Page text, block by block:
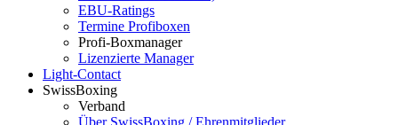
EBU-Ratings
Termine Profiboxen
Profi-Boxmanager
Lizenzierte Manager
Light-Contact
SwissBoxing
Verband
Über SwissBoxing / Ehrenmitglieder